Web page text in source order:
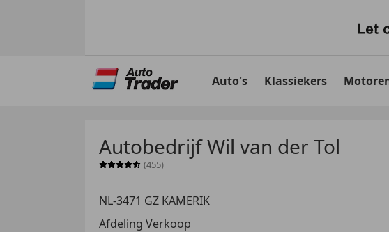
Auto's Klassiekers
Autobedrijf Wil van der Tol
Sterrenbeoordeling 4.5 van 5
(455)
NL-3471 GZ KAMERIK
Afdeling Verkoop